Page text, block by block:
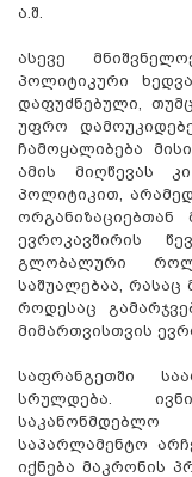
ა.შ.
ასევე
პოლიტიკური
დაფუძნებული,
უფრო
ჩამოყალიბება
ამის მიღწევას
პოლიტიკით,
ევროკავშირის
გლობალური
საშუალებაა, რასაც
როდესაც
მიმართვისთვის
საფრანგეთში
სრულდება.
საპარლამენტო
იქნება მაკრონის